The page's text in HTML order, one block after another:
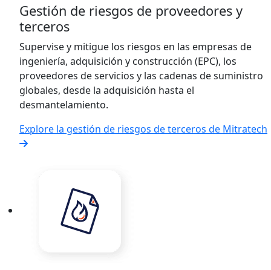
Gestión de riesgos de proveedores y
terceros
Supervise y mitigue los riesgos en las empresas de
ingeniería, adquisición y construcción (EPC), los
proveedores de servicios y las cadenas de suministro
globales, desde la adquisición hasta el
desmantelamiento.
Explore la gestión de riesgos de terceros de Mitratech